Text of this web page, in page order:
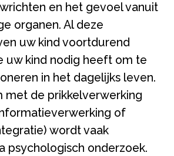
en het gevoel vanuit
organen. Al deze
uw kind voortdurend
uw kind nodig heeft om te
in het dagelijks leven.
met de prikkelverwerking
of
wordt vaak
psychologisch onderzoek.